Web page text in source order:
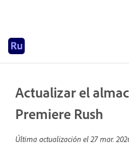
Actualizar el
Premiere Rush
Última actualización el27 mar.